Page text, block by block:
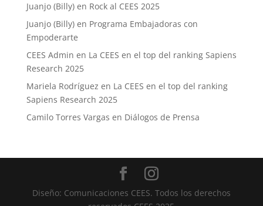
Juanjo (Billy)en Rock al CEES 2025
Juanjo (Billy)en Programa Embajadoras con
Empoderarte
CEES Admin en La CEES en el top del ranking Sapiens
Research 2025
Mariela Rodríguez en La CEES en el top del ranking
Sapiens Research 2025
Camilo Torres Vargas en Diálogos de Prensa
Diseño: Comunicaciones CEES. Todos los derechos